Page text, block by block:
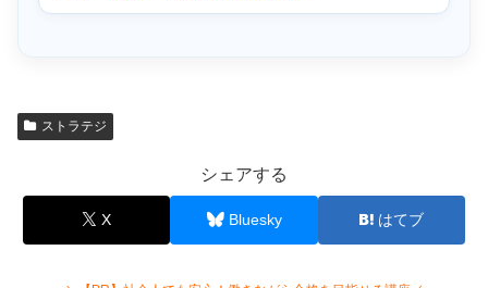
ストラテジ
シェアする
X Bluesky はてブ